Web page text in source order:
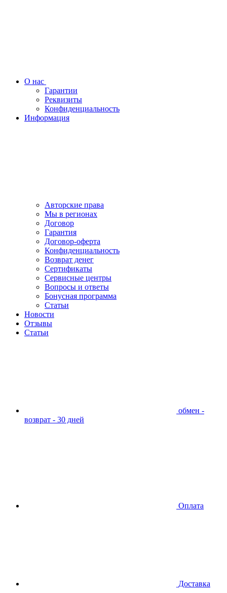
О нас
Гарантии
Реквизиты
Конфиденциальность
Информация
Авторские права
Мы в регионах
Договор
Гарантия
Договор-оферта
Конфиденциальность
Возврат денег
Сертификаты
Сервисные центры
Вопросы и ответы
Бонусная программа
Статьи
Новости
Отзывы
Статьи
обмен -
возврат - 30 дней
Оплата
Доставка